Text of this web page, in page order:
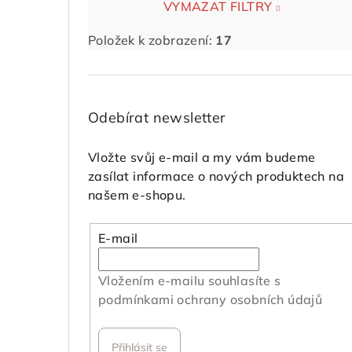
VYMAZAT FILTRY
Položek k zobrazení: 17
Odebírat newsletter
Vložte svůj e-mail a my vám budeme
zasílat informace o nových produktech na
našem e-shopu.
E-mail
Vložením e-mailu souhlasíte s
podmínkami ochrany osobních údajů
Přihlásit se